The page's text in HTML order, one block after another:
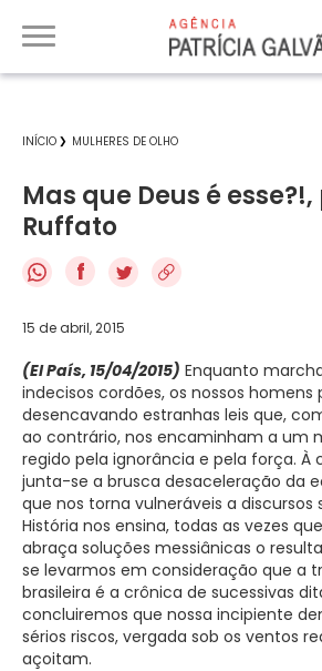
INÍCIO MULHERES DE OLHO
Mas que Deus é esse?!,
Ruffato
f
15 de abril, 2015
(El País, 15/04/2015) Enquanto
indecisos cordões, os nossos homens
desencavando estranhas leis que,
ao contrário, nos encaminham a um
regido pela ignorância e pela força. À
junta-se a brusca desaceleração da
que nos torna vulneráveis a discursos
História nos ensina, todas as vezes
abraça soluções messiânicas o
se levarmos em consideração que a
brasileira é a crônica de sucessivas
concluiremos que nossa incipiente
sérios riscos, vergada sob os ventos
açoitam.